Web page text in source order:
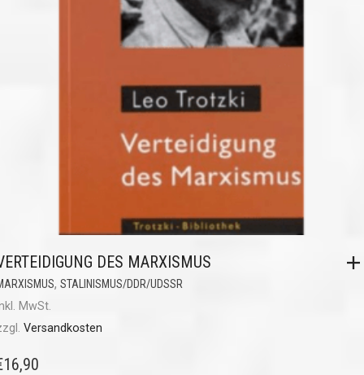
DES MARXISMUS
, STALINISMUS/DDR/UDSSR
MwSt.
Versandkosten
16,90